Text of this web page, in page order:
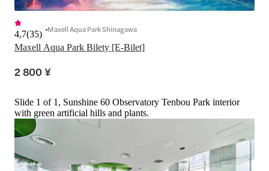
Maxell Aqua Park Bilety [E-Bilet]
4,7(35) Maxell Aqua Park Shinagawa
2 800 ¥
Slide 1 of 1, Sunshine 60 Observatory Tenbou Park interior
with green artificial hills and plants.